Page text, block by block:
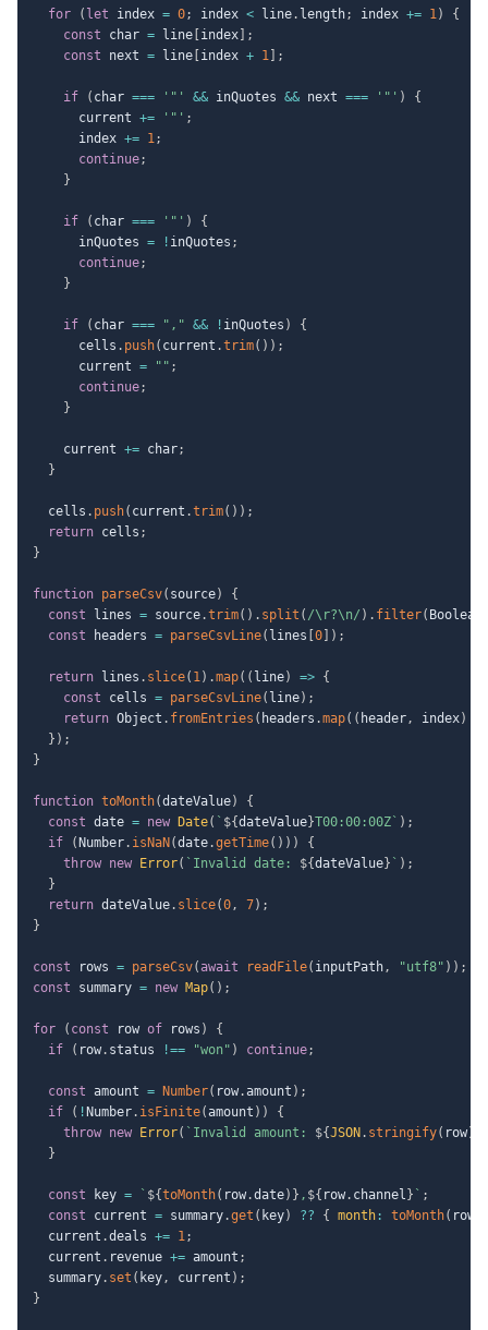
for ( let index = 0; index < line. length; index += 1)
{
const char = line index
;
const next = line index + 1 ;
if ( char === '"' && inQuotes && next === '"' )
{
      current
+= '"' ;
      index
+= 1;
continue;
}
if ( char === '"' )
{
      inQuotes
= ! inQuotes ;
continue;
}
if ( char === "," && ! inQuotes )
{
      cells
. push( current .trim( ) ) ;
      current
= "" ;
continue;
}
    current
+= char;
}
  cells
. push( current .trim( ) ) ;
return cells ;
}
function parseCsv( source)
{
const lines = source.trim( ) . split ( /\r?\n/ ) . filter( Boolean
const headers = parseCsvLine( lines 0 ) ;
return lines . slice( 1) .map( ( line) => {
const cells = parseCsvLine( line) ;
return Object . fromEntries ( headers .map( ( header, index)
} ) ;
}
function toMonth(dateValue)
{
const date = new Date( ` ${dateValue}T00:00:00Z ` ) ;
if
( Number. isNaN (date.getTime( ) ) )
{
throw new Error( ` Invalid date: ${dateValue} ` ) ;
}
return dateValue. slice(0, 7) ;
}
const rows = parseCsv( await readFile( inputPath, "utf8" ) ) ;
const summary = new Map( ) ;
for ( const row of rows )
{
if
( row. status !== "won" ) continue;
const amount = Number( row.amount ) ;
if
( ! Number. isFinite(amount ) )
{
throw new Error( ` Invalid amount: ${JSON . stringify( row)
}
const key = ` ${toMonth( row.date) } , ${ row. channel } ` ;
const current = summary.get ( key) ?? { month : toMonth( row
  current
.deals += 1;
  current
. revenue += amount ;
  summary
. set ( key, current ) ;
}